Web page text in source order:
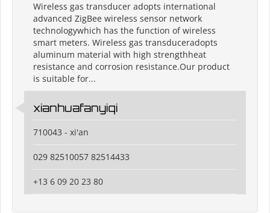
Wireless gas transducer adopts international
advanced ZigBee wireless sensor network
technologywhich has the function of wireless
smart meters. Wireless gas transduceradopts
aluminum material with high strengthheat
resistance and corrosion resistance.Our product
is suitable for...
xianhuafanyiqi
710043 - xi'an
029 82510057 82514433
+13 6 09 20 23 80